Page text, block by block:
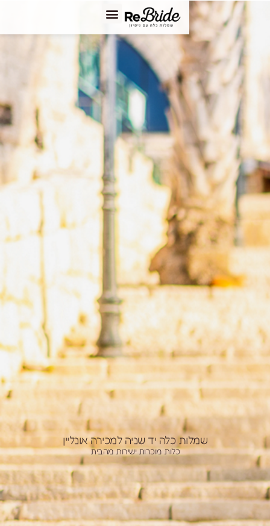
כלה יד שניה למכירה אונליין
כלות מוכרות ישירות מהבית